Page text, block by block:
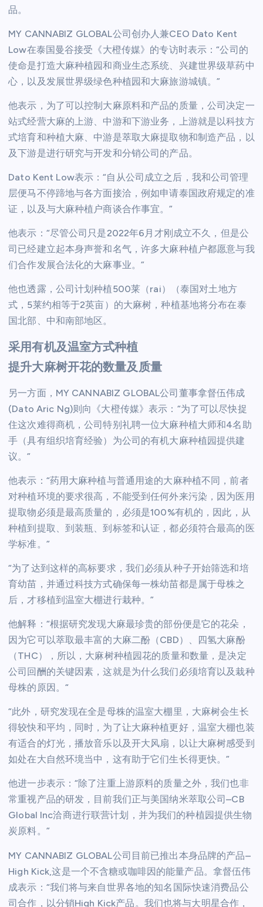
品。
MY CANNABIZ GLOBAL公司创办人兼CEO Dato Kent
Low在泰国曼谷接受《大橙传媒》的专访时表示：“公司的
使命是打造大麻种植园和商业生态系统、兴建世界级草药中
心，以及发展世界级绿色种植园和大麻旅游城镇。”
他表示，为了可以控制大麻原料和产品的质量，公司决定一
站式经营大麻的上游、中游和下游业务，上游就是以科技方
式培育和种植大麻、中游是萃取大麻提取物和制造产品，以
及下游是进行研究与开发和分销公司的产品。
Dato Kent Low表示：“自从公司成立之后，我和公司管理
层便马不停蹄地与各方面接洽，例如申请泰国政府规定的准
证，以及与大麻种植户商谈合作事宜。”
他表示：“尽管公司只是2022年6月才刚成立不久，但是公
司已经建立起本身声誉和名气，许多大麻种植户都愿意与我
们合作发展合法化的大麻事业。”
他也透露，公司计划种植500莱（rai）（泰国对土地方
式，5莱约相等于2英亩）的大麻树，种植基地将分布在泰
国北部、中和南部地区。
采用有机及温室方式种植
提升大麻树开花的数量及质量
另一方面，MY CANNABIZ GLOBAL公司董事拿督伍伟成
(Dato Aric Ng)则向《大橙传媒》表示：“为了可以尽快捉
住这次难得商机，公司特别礼聘一位大麻种植大师和4名助
手（具有组织培育经验）为公司的有机大麻种植园提供建
议。”
他表示：“药用大麻种植与普通用途的大麻种植不同，前者
对种植环境的要求很高，不能受到任何外来污染，因为医用
提取物必须是最高质量的，必须是100%有机的，因此，从
种植到提取、到装瓶、到标签和认证，都必须符合最高的医
学标准。”
“为了达到这样的高标要求，我们必须从种子开始筛选和培
育幼苗，并通过科技方式确保每一株幼苗都是属于母株之
后，才移植到温室大棚进行栽种。”
他解释：“根据研究发现大麻最珍贵的部份便是它的花朵，
因为它可以萃取最丰富的大麻二酚（CBD）、四氢大麻酚
（THC），所以，大麻树种植园花的质量和数量，是决定
公司回酬的关键因素，这就是为什么我们必须培育以及栽种
母株的原因。“
“此外，研究发现在全是母株的温室大棚里，大麻树会生长
得较快和平均，同时，为了让大麻种植更好，温室大棚也装
有适合的灯光，播放音乐以及开大风扇，以让大麻树感受到
如处在大自然环境当中，这有助于它们生长得更快。”
他进一步表示：“除了注重上游原料的质量之外，我们也非
常重视产品的研发，目前我们正与美国纳米萃取公司–CB
Global Inc洽商进行联营计划，并为我们的种植园提供生物
炭原料。”
MY CANNABIZ GLOBAL公司目前已推出本身品牌的产品–
High Kick,这是一个不含糖或咖啡因的能量产品。拿督伍伟
成表示：“我们将与来自世界各地的知名国际快速消费品公
司合作，以分销High Kick产品。我们也将与大明星合作，